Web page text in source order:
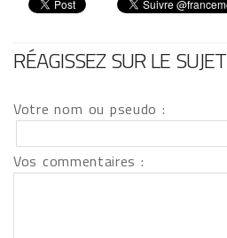
RÉAGISSEZ SUR LE SUJET
Votre nom ou pseudo :
Vos commentaires :